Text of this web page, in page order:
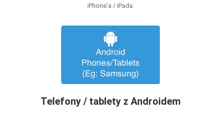
iPhone'a / iPada.
Telefony / tablety z Androidem